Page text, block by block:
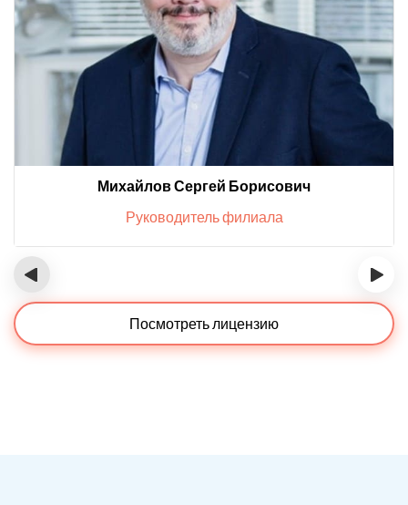
Михайлов Сергей Борисович
Руководитель филиала
‹ ›
Посмотреть лицензию